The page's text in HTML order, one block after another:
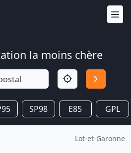
la moins chère
SP98 E85 GPL
Lot-et-Garonne